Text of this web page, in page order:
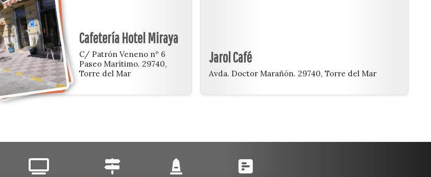
Cafetería Hotel Miraya
C/ Patrón Veneno nº 6
Paseo Marítimo. 29740,
Torre del Mar
Jarol Café
Avda. Doctor Marañón. 29740, Torre del Mar